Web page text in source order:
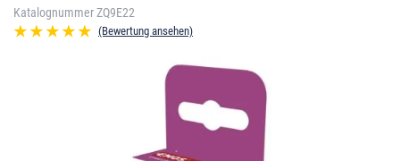
Katalognummer ZQ9E22
(Bewertung ansehen)